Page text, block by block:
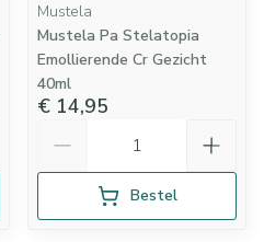
Mustela
Mustela Pa Stelatopia
Emollierende Cr Gezicht
40ml
€ 14,95
Bestel